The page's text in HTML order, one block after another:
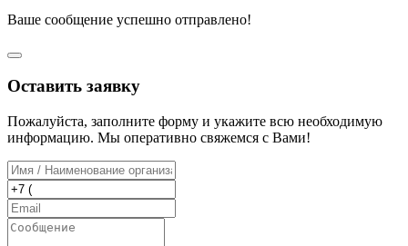
Ваше сообщение успешно отправлено!
Оставить заявку
Пожалуйста, заполните форму и укажите всю необходимую
информацию. Мы оперативно свяжемся с Вами!